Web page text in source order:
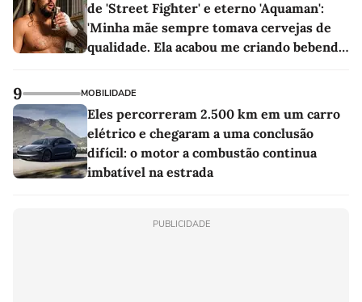
de 'Street Fighter' e eterno 'Aquaman':
'Minha mãe sempre tomava cervejas de
qualidade. Ela acabou me criando bebendo
9 MOBILIDADE
Eles percorreram 2.500 km em um carro
elétrico e chegaram a uma conclusão
difícil: o motor a combustão continua
imbatível na estrada
PUBLICIDADE